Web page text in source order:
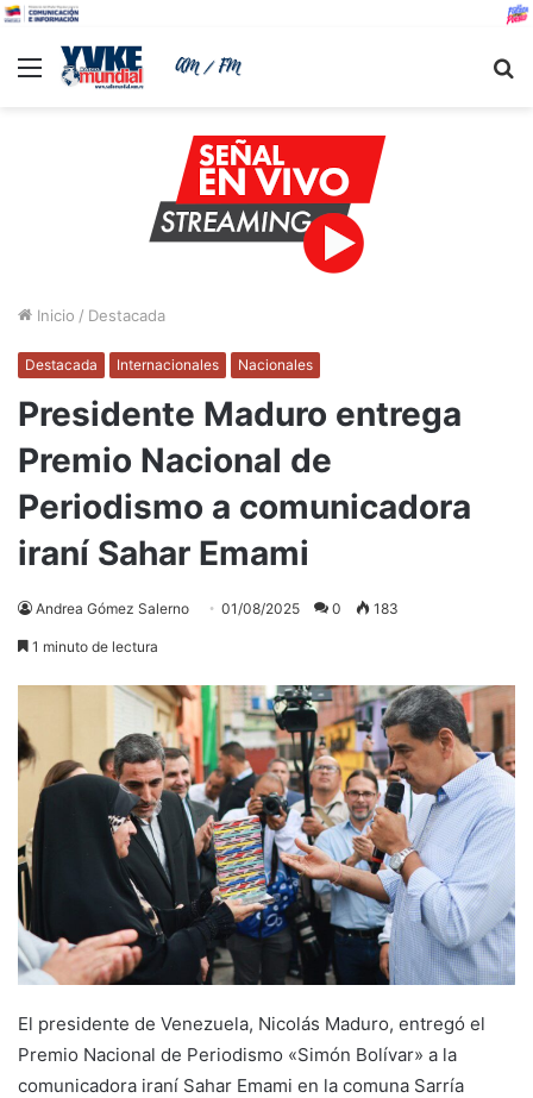
Menu
Inicio / Destacada
Destacada Internacionales Nacionales
Presidente Maduro entrega
Premio Nacional de
Periodismo a comunicadora
iraní Sahar Emami
Andrea Gómez Salerno 01/08/2025 0 183
1 minuto de lectura
El presidente de Venezuela, Nicolás Maduro, entregó el
Premio Nacional de Periodismo «Simón Bolívar» a la
comunicadora iraní Sahar Emami en la comuna Sarría